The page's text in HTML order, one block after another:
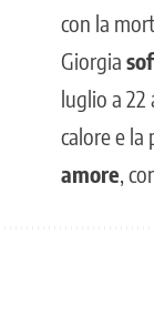
con la
Giorgia
luglio a
calore e la
amore ,